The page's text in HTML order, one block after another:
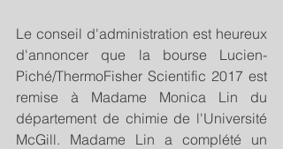
Le conseil d'administration est heureux
d'annoncer que la bourse Lucien-
Piché/ThermoFisher Scientific 2017 est
remise à Madame Monica Lin du
département de chimie de l'Université
McGill. Madame Lin a complété un